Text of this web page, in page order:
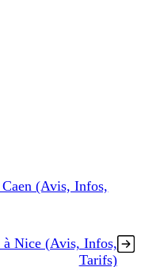
(Avis, Infos,
Nice (Avis, Infos,
Tarifs)